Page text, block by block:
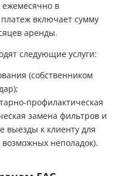
ежемесячно в
включает сумму
аренды.
следующие услуги:
(собственником
профилактическая
замена фильтров и
выезды к клиенту для
неполадок).